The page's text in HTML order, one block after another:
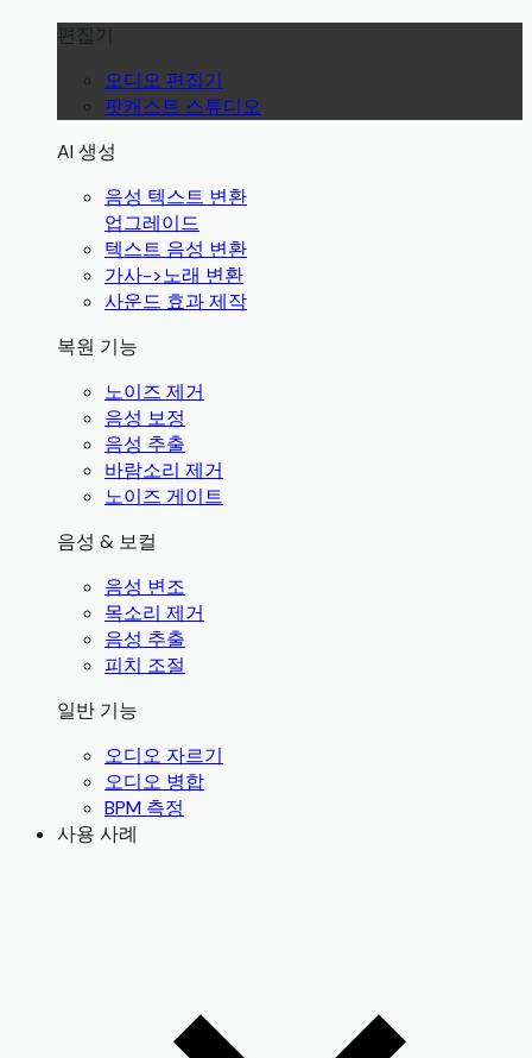
편집기
오디오 편집기
팟캐스트 스튜디오
AI 생성
음성 텍스트 변환
업그레이드
텍스트 음성 변환
가사->노래 변환
사운드 효과 제작
복원 기능
노이즈 제거
음성 보정
음성 추출
바람소리 제거
노이즈 게이트
음성 & 보컬
음성 변조
목소리 제거
음성 추출
피치 조절
일반 기능
오디오 자르기
오디오 병합
BPM 측정
사용 사례